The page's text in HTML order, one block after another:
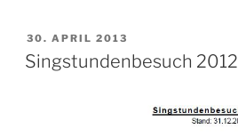
VERÖFFENTLICHT
AM
30. APRIL 2013
Singstundenbesuch 2012